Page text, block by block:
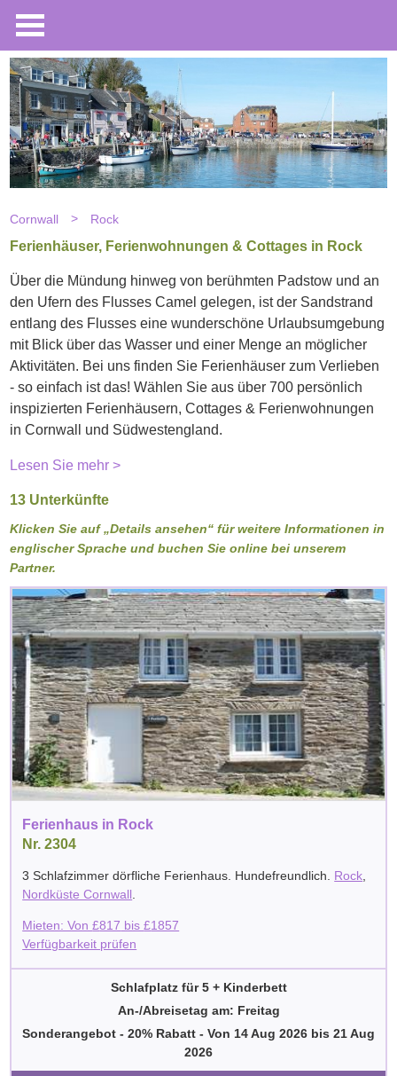
Cornwall Rock
Ferienhäuser, Ferienwohnungen & Cottages in Rock
Über die Mündung hinweg von berühmten Padstow und an
den Ufern des Flusses Camel gelegen, ist der Sandstrand
entlang des Flusses eine wunderschöne Urlaubsumgebung
mit Blick über das Wasser und einer Menge an möglicher
Aktivitäten. Bei uns finden Sie Ferienhäuser zum Verlieben
- so einfach ist das! Wählen Sie aus über 700 persönlich
inspizierten Ferienhäusern, Cottages & Ferienwohnungen
in Cornwall und Südwestengland.
Lesen Sie mehr >
13 Unterkünfte
Klicken Sie auf „Details ansehen“ für weitere Informationen in
englischer Sprache und buchen Sie online bei unserem
Partner.
Ferienhaus in Rock
Nr. 2304
3 Schlafzimmer dörfliche Ferienhaus. Hundefreundlich. Rock
Nordküste Cornwall
Mieten: Von£817 bis£1857
Verfügbarkeit prüfen
Schlafplatz für 5 + Kinderbett
An-/Abreisetag am: Freitag
Sonderangebot - 20% Rabatt - Von 14 Aug 2026 bis 21 Aug
2026